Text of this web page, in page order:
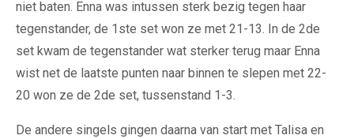
niet baten. Enna was intussen sterk bezig tegen haar
tegenstander, de 1ste set won ze met 21-13. In de 2de
set kwam de tegenstander wat sterker terug maar Enna
wist net de laatste punten naar binnen te slepen met 22-
20 won ze de 2de set, tussenstand 1-3.
De andere singels gingen daarna van start met Talisa en